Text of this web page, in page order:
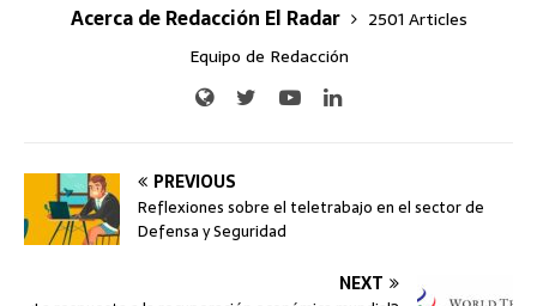
Acerca de Redacción El Radar
2501 Articles
Equipo de Redacción
PREVIOUS
Reflexiones sobre el teletrabajo en el sector de
Defensa y Seguridad
NEXT